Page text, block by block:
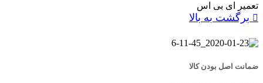
تعمیر ای بی اس
برگشت به بالا
ضمانت اصل بودن کالا